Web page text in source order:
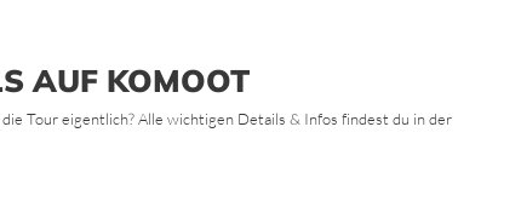
AUF KOMOOT
Tour eigentlich? Alle wichtigen Details & Infos findest du in der